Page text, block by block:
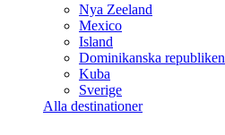
Nya Zeeland
Mexico
Island
Dominikanska republiken
Kuba
Sverige
Alla destinationer